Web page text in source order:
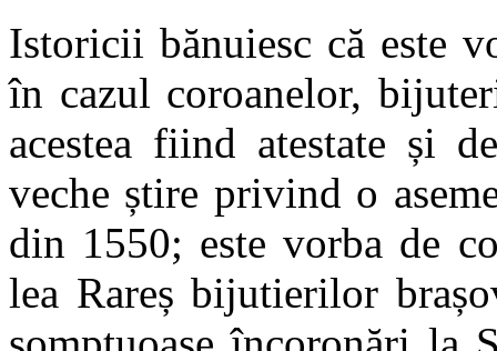
Istoricii bănuiesc că este
în cazul coroanelor,
acestea fiind atestate și
veche știre privind o
din 1550; este vorba de
lea Rareș bijutierilor